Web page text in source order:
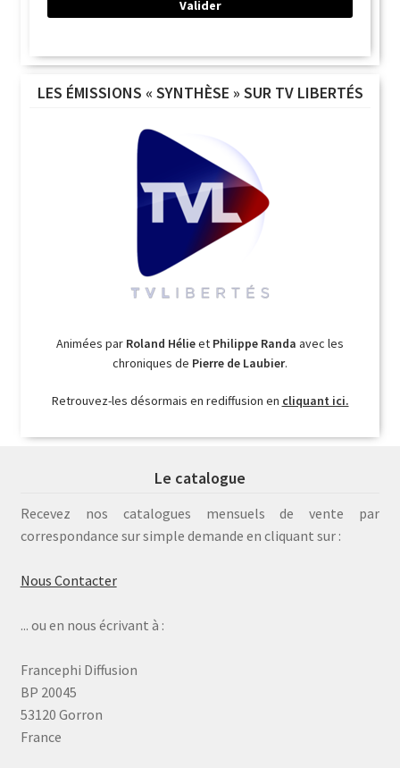
LES ÉMISSIONS « SYNTHÈSE » SUR TV LIBERTÉS
Animées par Roland Hélieet Philippe Randa avec les
chroniques de Pierre de Laubier.
Retrouvez-les désormais en rediffusion en cliquant ici.
Le catalogue
Recevez nos catalogues mensuels de vente par
correspondance sur simple demande en cliquant sur :
Nous Contacter
... ou en nous écrivant à :
Francephi Diffusion
BP 20045
53120 Gorron
France